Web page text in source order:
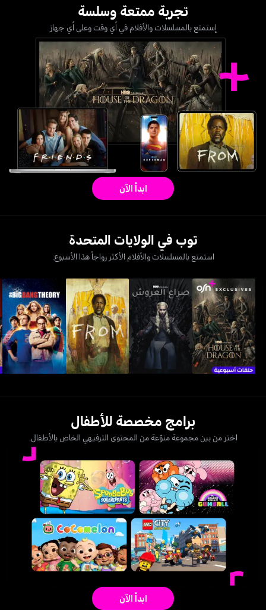
تجربة ممتعة وسلسة
إستمتع بالمسلسلات والأفلام في أي وقت وعلى أي جهاز
ابدأ الآن
توب في الولايات المتحدة
استمتع بالمسلسلات والأفلام الأكثر رواجاً هذا الأسبوع.
برامج مخصصة للأطفال
اختر من بين مجموعة منوّعة من المحتوى الترفيهي الخاص بالأطفال.
ابدأ الآن